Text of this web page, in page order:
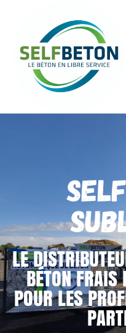
LE
BÉTON FRAIS
POUR LES